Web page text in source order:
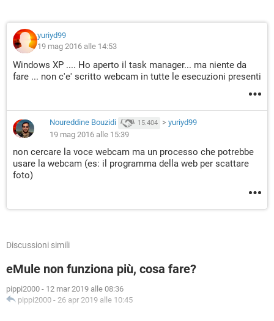
yuriyd99
19 mag 2016 alle 14:53
Windows XP .... Ho aperto il task manager... ma niente da
fare ... non c'e' scritto webcam in tutte le esecuzioni presenti
Noureddine Bouzidi 15.404 > yuriyd99
19 mag 2016 alle 15:39
non cercare la voce webcam ma un processo che potrebbe
usare la webcam (es: il programma della web per scattare
foto)
Discussioni simili
eMule non funziona più, cosa fare?
pippi2000 - 12 mar 2019 alle 08:36
pippi2000 - 26 apr 2019 alle 10:45